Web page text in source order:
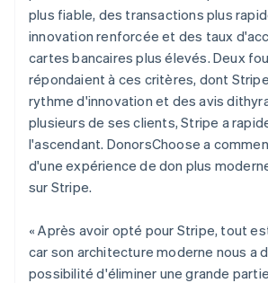
plus fiable, des transactions plus
innovation renforcée et des taux
cartes bancaires plus élevés. Deux
répondaient à ces critères, dont
rythme d'innovation et des avis
plusieurs de ses clients, Stripe a
l'ascendant. DonorsChoose a
d'une expérience de don plus
sur Stripe.
« Après avoir opté pour Stripe, tout
car son architecture moderne nous a
possibilité d'éliminer une grande